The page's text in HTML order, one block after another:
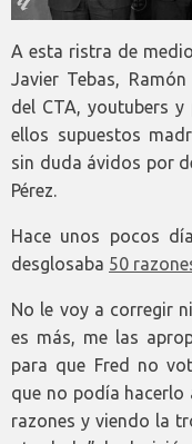
A esta ristra de
Javier Tebas,
del CTA, youtubers
ellos supuestos
sin duda ávidos por
Pérez.
Hace unos pocos
desglosaba 50
No le voy a corregir
es más, me las
para que Fred no
que no podía hacerlo
razones y viendo la